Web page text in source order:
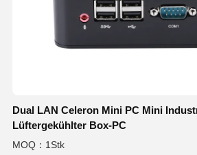
Dual LAN Celeron Mini PC Mini
Lüftergekühlter Box-PC
MOQ：1Stk